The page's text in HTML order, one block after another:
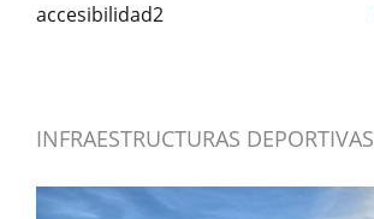
accesibilidad2
INFRAESTRUCTURAS DEPORTIVAS